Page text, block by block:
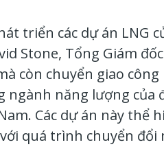
triển các dự án LNG
Stone, Tổng Giám đốc
còn chuyển giao
năng lượng của
Các dự án này thể
quá trình chuyển đổi